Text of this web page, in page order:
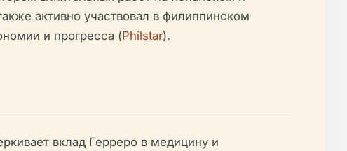
активно участвовал в филиппинском
и прогресса (Philstar).
вклад Герреро в медицину и